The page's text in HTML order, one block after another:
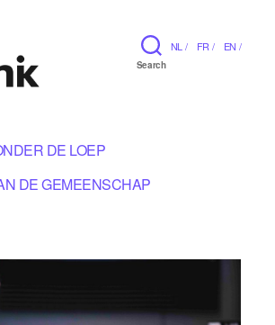
NL / FR / EN /
Search
DE LOEP
DE GEMEENSCHAP